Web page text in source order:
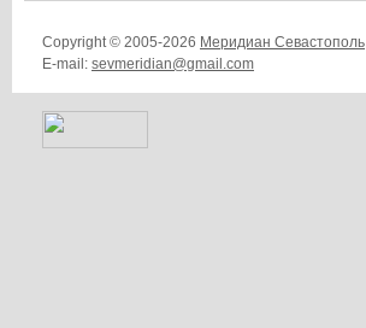
Copyright © 2005-2026 Меридиан Севастополь
E-mail: sevmeridian@gmail.com